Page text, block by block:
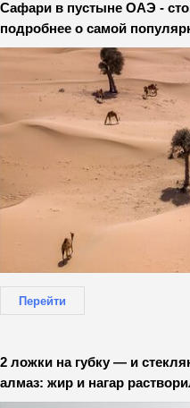
Сафари в пустыне ОАЭ -
подробнее о самой
Перейти
2 ложки на губку — и
алмаз: жир и нагар